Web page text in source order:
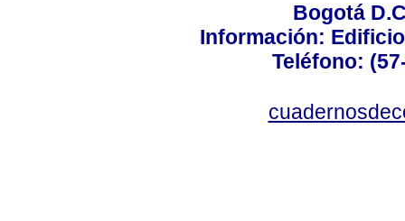
Bogotá
Información:
Teléfono: